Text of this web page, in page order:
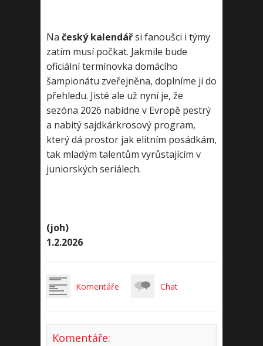
Na český kalendářsi fanoušci i týmy
zatím musí počkat. Jakmile bude
oficiální termínovka domácího
šampionátu zveřejněna, doplníme ji do
přehledu. Jisté ale už nyní je, že
sezóna 2026 nabídne v Evropě pestrý
a nabitý sajdkárkrosový program,
který dá prostor jak elitním posádkám,
tak mladým talentům vyrůstajícím v
juniorských seriálech.
(joh)
1.2.2026
Komentáře Chat
Komentáře: